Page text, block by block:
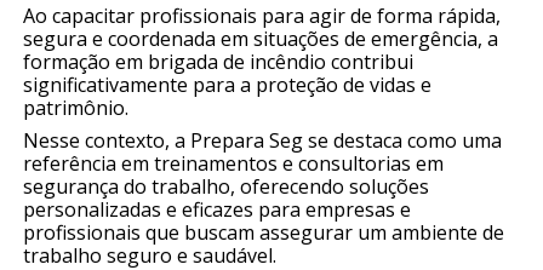
Ao capacitar profissionais para agir de forma rápida,
segura e coordenada em situações de emergência, a
formação em brigada de incêndio contribui
significativamente para a proteção de vidas e
patrimônio.
Nesse contexto, a Prepara Seg se destaca como uma
referência em treinamentos e consultorias em
segurança do trabalho, oferecendo soluções
personalizadas e eficazes para empresas e
profissionais que buscam assegurar um ambiente de
trabalho seguro e saudável.